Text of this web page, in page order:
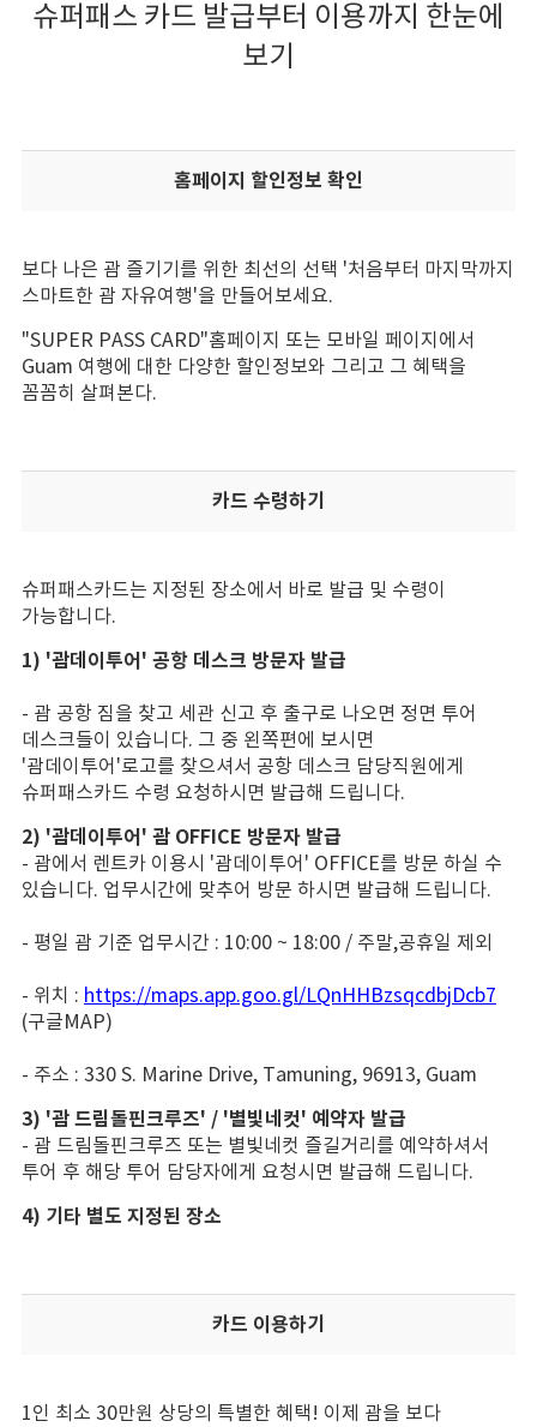
슈퍼패스 카드 발급부터 이용까지 한눈에
보기
홈페이지 할인정보 확인
보다 나은 괌 즐기기를 위한 최선의 선택 '처음부터 마지막까지
스마트한 괌 자유여행'을 만들어보세요.
"SUPER PASS CARD"홈페이지 또는 모바일 페이지에서
Guam 여행에 대한 다양한 할인정보와 그리고 그 혜택을
꼼꼼히 살펴본다.
카드 수령하기
슈퍼패스카드는 지정된 장소에서 바로 발급 및 수령이
가능합니다.
1) '괌데이투어' 공항 데스크 방문자 발급
- 괌 공항 짐을 찾고 세관 신고 후 출구로 나오면 정면 투어
데스크들이 있습니다. 그 중 왼쪽편에 보시면
'괌데이투어'로고를 찾으셔서 공항 데스크 담당직원에게
슈퍼패스카드 수령 요청하시면 발급해 드립니다.
2) '괌데이투어' 괌 OFFICE 방문자 발급
- 괌에서 렌트카 이용시 '괌데이투어' OFFICE를 방문 하실 수
있습니다. 업무시간에 맞추어 방문 하시면 발급해 드립니다.
- 평일 괌 기준 업무시간 : 10:00 ~ 18:00 / 주말,공휴일 제외
- 위치 : https://maps.app.goo.gl/LQnHHBzsqcdbjDcb7
(구글MAP)
- 주소 : 330 S. Marine Drive, Tamuning, 96913, Guam
3) '괌 드림돌핀크루즈' / '별빛네컷' 예약자 발급
- 괌 드림돌핀크루즈 또는 별빛네컷 즐길거리를 예약하셔서
투어 후 해당 투어 담당자에게 요청시면 발급해 드립니다.
4) 기타 별도 지정된 장소
카드 이용하기
1인 최소 30만원 상당의 특별한 혜택! 이제 괌을 보다